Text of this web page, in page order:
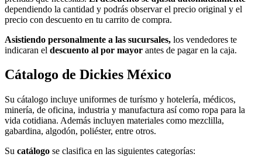
dependiendo la cantidad y podrás observar el precio original y el
precio con descuento en tu carrito de compra.
Asistiendo personalmente a las sucursales, los vendedores te
indicaran el descuento al por mayor antes de pagar en la caja.
Cátalogo de Dickies México
Su cátalogo incluye uniformes de turísmo y hotelería, médicos,
minería, de oficina, industria y manufactura así como ropa para la
vida cotidiana. Además incluyen materiales como mezclilla,
gabardina, algodón, poliéster, entre otros.
Su catálogo se clasifica en las siguientes categorías: